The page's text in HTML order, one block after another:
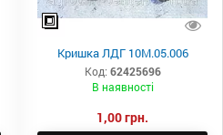
Кришка ЛДГ 10М.05.006
Код: 62425696
В наявності
1,00 грн.